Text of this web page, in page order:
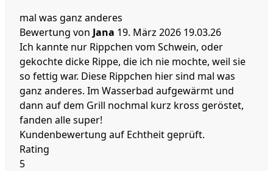
mal was ganz anderes
Bewertung von Jana 19. März 2026 19.03.26
Ich kannte nur Rippchen vom Schwein, oder
gekochte dicke Rippe, die ich nie mochte, weil sie
so fettig war. Diese Rippchen hier sind mal was
ganz anderes. Im Wasserbad aufgewärmt und
dann auf dem Grill nochmal kurz kross geröstet,
fanden alle super!
Kundenbewertung auf Echtheit geprüft.
Rating
5